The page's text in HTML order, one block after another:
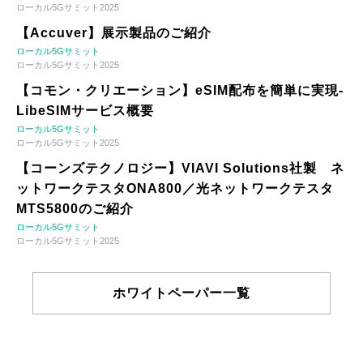
ローカル5Gサミット2025
【Accuver】展示製品のご紹介
ローカル5Gサミット
ローカル5Gサミット2025
【コモン・クリエーション】eSIM配布を簡単に実現-
LibeSIMサービス概要
ローカル5Gサミット
ローカル5Gサミット2025
【コーンズテクノロジー】VIAVI Solutions社製 ネ
ットワークテスタONA800／光ネットワークテスタ
MTS5800のご紹介
ローカル5Gサミット
ローカル5Gサミット2025
ホワイトペーパー一覧